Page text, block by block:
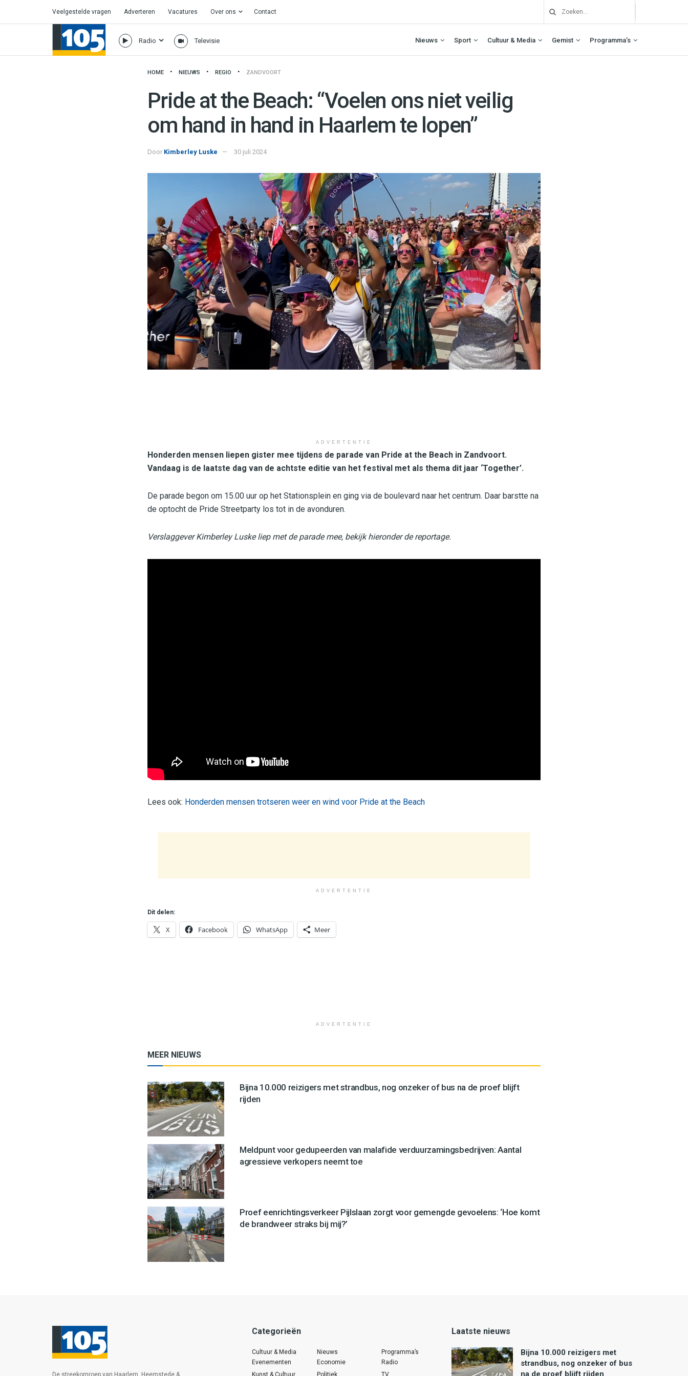
Veelgestelde vragen Adverteren Vacatures Over ons Contact
Radio Televisie Nieuws Sport Cultuur & Media Gemist Programma’s
HOME NIEUWS REGIO ZANDVOORT
Pride at the Beach: “Voelen ons niet veilig
om hand in hand in Haarlem te lopen”
Door Kimberley Luske 30 juli 2024
ADVERTENTIE
Honderden mensen liepen gister mee tijdens de parade van Pride at the Beach in Zandvoort.
Vandaag is de laatste dag van de achtste editie van het festival met als thema dit jaar ‘Together’.
De parade begon om 15.00 uur op het Stationsplein en ging via de boulevard naar het centrum. Daar barstte na
de optocht de Pride Streetparty los tot in de avonduren.
Verslaggever Kimberley Luske liep met de parade mee, bekijk hieronder de reportage.
Lees ook: Honderden mensen trotseren weer en wind voor Pride at the Beach
ADVERTENTIE
Dit delen:
X Facebook WhatsApp Meer
ADVERTENTIE
MEER NIEUWS
Bijna 10.000 reizigers met strandbus, nog onzeker of bus na de proef blijft
rijden
Meldpunt voor gedupeerden van malafide verduurzamingsbedrijven: Aantal
agressieve verkopers neemt toe
Proef eenrichtingsverkeer Pijlslaan zorgt voor gemengde gevoelens: ‘Hoe komt
de brandweer straks bij mij?’
De streekomroep van Haarlem, Heemstede &
Categorieën
Cultuur & Media
Evenementen
Kunst & Cultuur
Nieuws
Economie
Politiek
Programma’s
Radio
TV
Laatste nieuws
Bijna 10.000 reizigers met
strandbus, nog onzeker of bus
na de proef blijft rijden